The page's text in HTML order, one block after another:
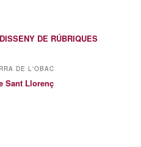
DE RÚBRIQUES
DE L'OBAC
Sant Llorenç